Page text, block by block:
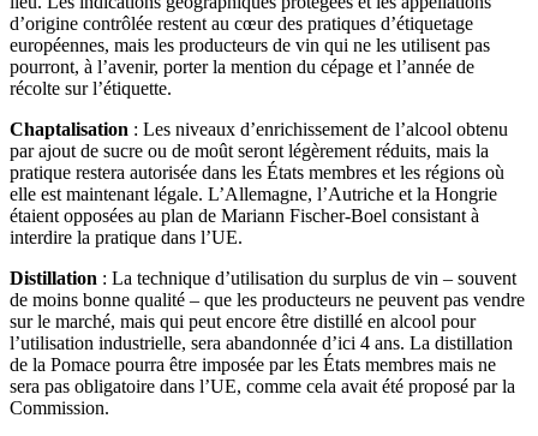
d’origine contrôlée restent au cœur des pratiques d’étiquetage
européennes, mais les producteurs de vin qui ne les utilisent pas
pourront, à l’avenir, porter la mention du cépage et l’année de
récolte sur l’étiquette.
Chaptalisation : Les niveaux d’enrichissement de l’alcool obtenu
par ajout de sucre ou de moût seront légèrement réduits, mais la
pratique restera autorisée dans les États membres et les régions où
elle est maintenant légale. L’Allemagne, l’Autriche et la Hongrie
étaient opposées au plan de Mariann Fischer-Boel consistant à
interdire la pratique dans l’UE.
Distillation : La technique d’utilisation du surplus de vin – souvent
de moins bonne qualité – que les producteurs ne peuvent pas vendre
sur le marché, mais qui peut encore être distillé en alcool pour
l’utilisation industrielle, sera abandonnée d’ici 4 ans. La distillation
de la Pomace pourra être imposée par les États membres mais ne
sera pas obligatoire dans l’UE, comme cela avait été proposé par la
Commission.